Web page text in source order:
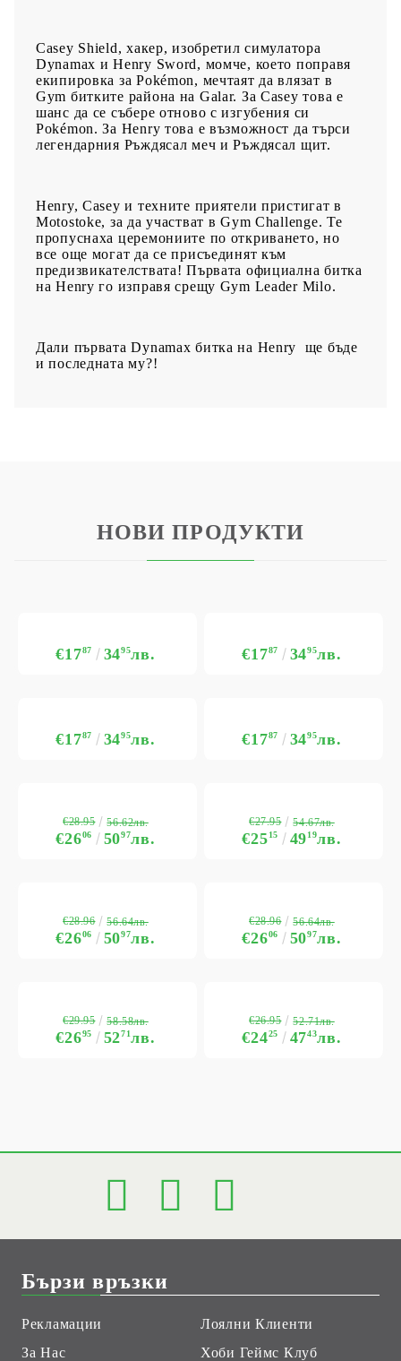
Casey Shield, хакер, изобретил симулатора
Dynamax и Henry Sword, момче, което поправя
екипировка за Pokémon, мечтаят да влязат в
Gym битките района на Galar. За Casey това е
шанс да се събере отново с изгубения си
Pokémon. За Henry това е възможност да търси
легендарния Ръждясал меч и Ръждясал щит.
Henry, Casey и техните приятели пристигат в
Motostoke, за да участват в Gym Challenge. Те
пропуснаха церемониите по откриването, но
все още могат да се присъединят към
предизвикателствата! Първата официална битка
на Henry го изправя срещу Gym Leader Milo.
Дали първата Dynamax битка на Henry ще бъде
и последната му?!
НОВИ ПРОДУКТИ
€1787 3495лв. €1787 3495лв.
€1787 3495лв. €1787 3495лв.
€2606 5097лв.
€28.95 56.62лв.
€2515 4919лв.
€27.95 54.67лв.
€2606 5097лв.
€28.96 56.64лв.
€2606 5097лв.
€28.96 56.64лв.
€2695 5271лв.
€29.95 58.58лв.
€2425 4743лв.
€26.95 52.71лв.
Бързи връзки
Рекламации
За Нас
Лоялни Клиенти
Хоби Геймс Клуб